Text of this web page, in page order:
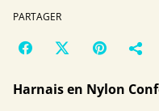
PARTAGER
Harnais en Nylon